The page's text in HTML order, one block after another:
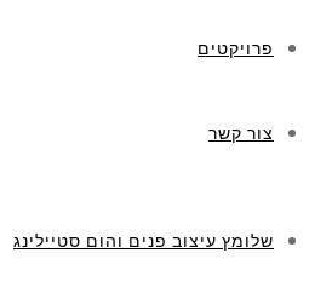
פרויקטים
צור קשר
שלומץ עיצוב פנים והום סטיילינג